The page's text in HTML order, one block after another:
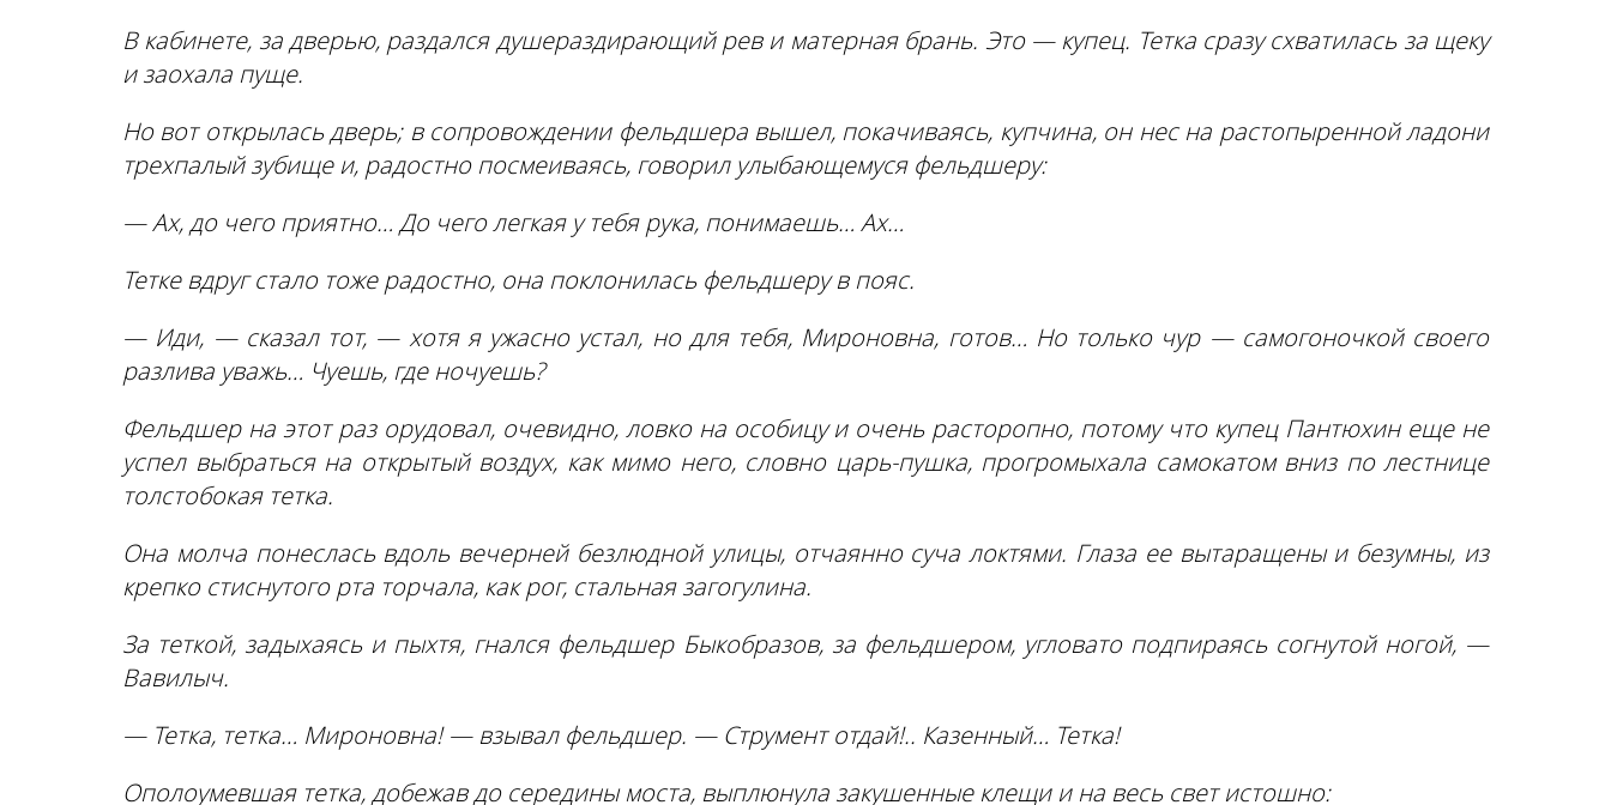
В кабинете, за дверью, раздался душераздирающий рев и матерная брань. Это — купец. Тетка сразу схватилась за щеку
и заохала пуще.
Но вот открылась дверь; в сопровождении фельдшера вышел, покачиваясь, купчина, он нес на растопыренной ладони
трехпалый зубище и, радостно посмеиваясь, говорил улыбающемуся фельдшеру:
— Ах, до чего приятно… До чего легкая у тебя рука, понимаешь… Ах…
Тетке вдруг стало тоже радостно, она поклонилась фельдшеру в пояс.
— Иди, — сказал тот, — хотя я ужасно устал, но для тебя, Мироновна, готов… Но только чур — самогоночкой своего
разлива уважь… Чуешь, где ночуешь?
Фельдшер на этот раз орудовал, очевидно, ловко на особицу и очень расторопно, потому что купец Пантюхин еще не
успел выбраться на открытый воздух, как мимо него, словно царь-пушка, прогромыхала самокатом вниз по лестнице
толстобокая тетка.
Она молча понеслась вдоль вечерней безлюдной улицы, отчаянно суча локтями. Глаза ее вытаращены и безумны, из
крепко стиснутого рта торчала, как рог, стальная загогулина.
За теткой, задыхаясь и пыхтя, гнался фельдшер Быкобразов, за фельдшером, угловато подпираясь согнутой ногой, —
Вавилыч.
— Тетка, тетка… Мироновна! — взывал фельдшер. — Струмент отдай!.. Казенный… Тетка!
Ополоумевшая тетка, добежав до середины моста, выплюнула закушенные клещи и на весь свет истошно: